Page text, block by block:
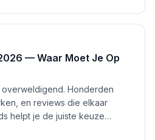
— Waar Moet Je Op
Honderden
en reviews die elkaar
helpt je de juiste keuze